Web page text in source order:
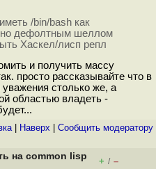
/bin/bash как
но дефолтным шеллом
Хаскел/лисп репл
и получить массу
просто рассказывайте что в
столько же, а
областью владеть -
| Наверх Cообщить модератору
на common lisp
+ / –